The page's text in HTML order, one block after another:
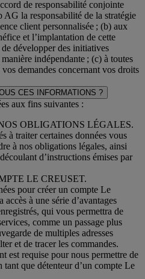
de responsabilité conjointe
la responsabilité de la stratégie
client personnalisée ; (b) aux
et l’implantation de cette
développer des initiatives
indépendante ; (c) à toutes
demandes concernant vos droits
CES INFORMATIONS ?
aux fins suivantes :
OBLIGATIONS LÉGALES.
à traiter certaines données vous
à nos obligations légales, ainsi
d’instructions émises par
LE CREUSET.
pour créer un compte Le
à une série d’avantages
qui vous permettra de
comme un passage plus
de multiples adresses
et de tracer les commandes.
est requise pour nous permettre de
que détenteur d’un compte Le